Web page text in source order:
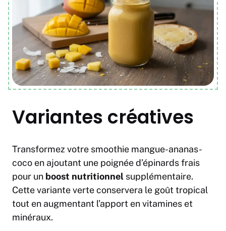
Variantes créatives
Transformez votre smoothie mangue-ananas-
coco en ajoutant une poignée d’épinards frais
pour un boost nutritionnel supplémentaire.
Cette variante verte conservera le goût tropical
tout en augmentant l’apport en vitamines et
minéraux.